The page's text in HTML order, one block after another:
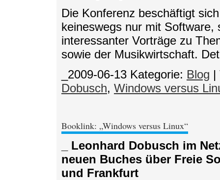
Die Konferenz beschäftigt
keineswegs nur mit Software,
interessanter Vorträge zu
sowie der Musikwirtschaft.
_2009-06-13 Kategorie: Blog |
Dobusch, Windows versus
Booklink: „Windows versus Linux“
_ Leonhard Dobusch im
neuen Buches über Freie
und Frankfurt